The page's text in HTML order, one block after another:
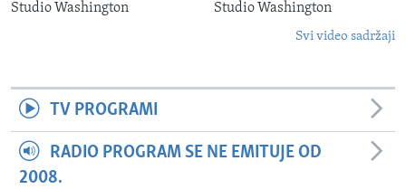
Studio Washington Studio Washington
Svi video sadržaji
TV PROGRAMI
RADIO PROGRAM SE NE EMITUJE OD
2008.